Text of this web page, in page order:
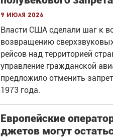
9 июля 2026
Власти США сделали шаг к
возвращению
рейсов над территорией
управление гражданской
предложило отменить
1973 года.
Европейские
джетов могут